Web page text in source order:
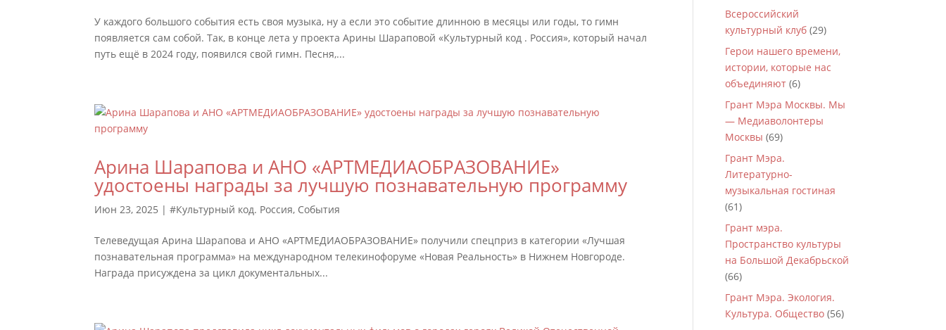
У каждого большого события есть своя музыка, ну а если это событие длинною в месяцы или годы, то гимн
появляется сам собой. Так, в конце лета у проекта Арины Шараповой «Культурный код . Россия», который начал
путь ещё в 2024 году, появился свой гимн. Песня,...
Арина Шарапова и АНО «АРТМЕДИАОБРАЗОВАНИЕ»
удостоены награды за лучшую познавательную программу
Июн 23, 2025 |#Культурный код. Россия, События
Телеведущая Арина Шарапова и АНО «АРТМЕДИАОБРАЗОВАНИЕ» получили спецприз в категории «Лучшая
познавательная программа» на международном телекинофоруме «Новая Реальность» в Нижнем Новгороде.
Награда присуждена за цикл документальных...
Всероссийский
культурный клуб (29)
Герои нашего времени,
истории, которые нас
объединяют (6)
Грант Мэра Москвы. Мы
— Медиаволонтеры
Москвы (69)
Грант Мэра.
Литературно-
музыкальная гостиная
(61)
Грант мэра.
Пространство культуры
на Большой Декабрьской
(66)
Грант Мэра. Экология.
Культура. Общество (56)